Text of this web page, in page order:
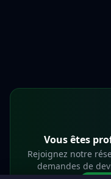
Vous êtes
Rejoignez notre
demandes de